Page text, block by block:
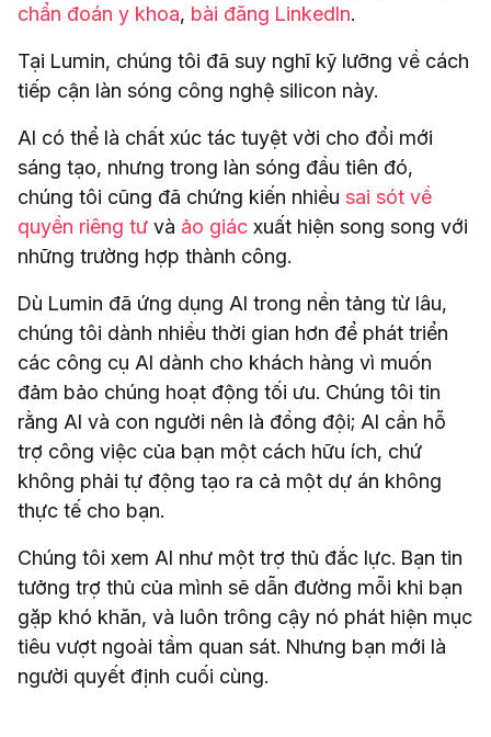
chẩn đoán y khoa, bài đăng LinkedIn.
Tại Lumin, chúng tôi đã suy nghĩ kỹ lưỡng về cách
tiếp cận làn sóng công nghệ silicon này.
AI có thể là chất xúc tác tuyệt vời cho đổi mới
sáng tạo, nhưng trong làn sóng đầu tiên đó,
chúng tôi cũng đã chứng kiến nhiều sai sót về
quyền riêng tư và ảo giác xuất hiện song song với
những trường hợp thành công.
Dù Lumin đã ứng dụng AI trong nền tảng từ lâu,
chúng tôi dành nhiều thời gian hơn để phát triển
các công cụ AI dành cho khách hàng vì muốn
đảm bảo chúng hoạt động tối ưu. Chúng tôi tin
rằng AI và con người nên là đồng đội; AI cần hỗ
trợ công việc của bạn một cách hữu ích, chứ
không phải tự động tạo ra cả một dự án không
thực tế cho bạn.
Chúng tôi xem AI như một trợ thủ đắc lực. Bạn tin
tưởng trợ thủ của mình sẽ dẫn đường mỗi khi bạn
gặp khó khăn, và luôn trông cậy nó phát hiện mục
tiêu vượt ngoài tầm quan sát. Nhưng bạn mới là
người quyết định cuối cùng.